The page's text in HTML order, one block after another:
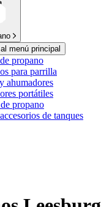
menú principal
propano
para parrilla
ahumadores
portátiles
propano
de tanques